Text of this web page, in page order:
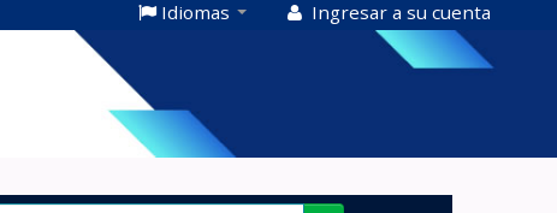
Idiomas Ingresar a su cuenta